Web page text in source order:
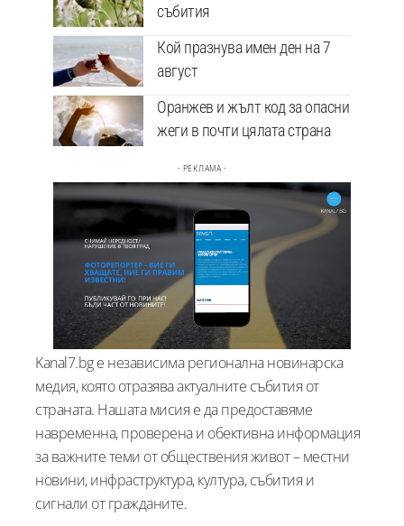
събития
Кой празнува имен ден на 7
август
Оранжев и жълт код за опасни
жеги в почти цялата страна
- РЕКЛАМА -
Kanal7.bg е независима регионална новинарска
медия, която отразява актуалните събития от
страната. Нашата мисия е да предоставяме
навременна, проверена и обективна информация
за важните теми от обществения живот – местни
новини, инфраструктура, култура, събития и
сигнали от гражданите.